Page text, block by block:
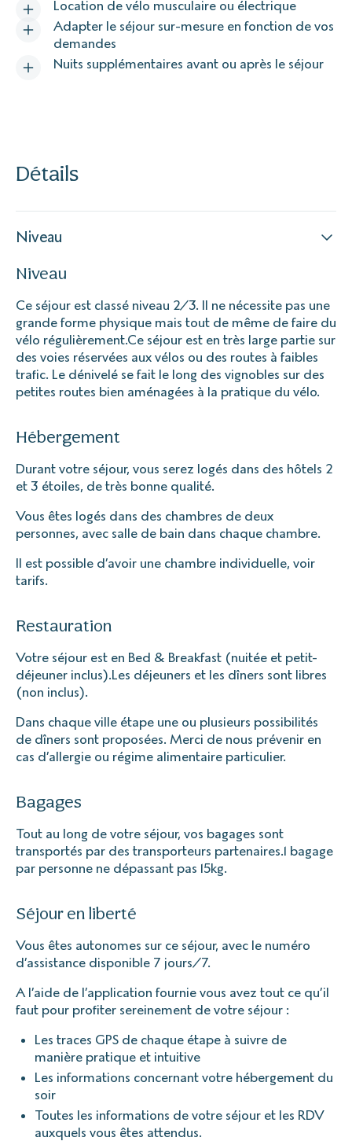
Location de vélo musculaire ou électrique
Adapter le séjour sur-mesure en fonction de vos
demandes
Nuits supplémentaires avant ou après le séjour
Détails
Niveau
Niveau
Ce séjour est classé niveau 2/3. Il ne nécessite pas une
grande forme physique mais tout de même de faire du
vélo régulièrement.Ce séjour est en très large partie sur
des voies réservées aux vélos ou des routes à faibles
trafic. Le dénivelé se fait le long des vignobles sur des
petites routes bien aménagées à la pratique du vélo.
Hébergement
Durant votre séjour, vous serez logés dans des hôtels 2
et 3 étoiles, de très bonne qualité.
Vous êtes logés dans des chambres de deux
personnes, avec salle de bain dans chaque chambre.
Il est possible d’avoir une chambre individuelle, voir
tarifs.
Restauration
Votre séjour est en Bed & Breakfast (nuitée et petit-
déjeuner inclus).Les déjeuners et les dîners sont libres
(non inclus).
Dans chaque ville étape une ou plusieurs possibilités
de dîners sont proposées. Merci de nous prévenir en
cas d’allergie ou régime alimentaire particulier.
Bagages
Tout au long de votre séjour, vos bagages sont
transportés par des transporteurs partenaires.1 bagage
par personne ne dépassant pas 15kg.
Séjour en liberté
Vous êtes autonomes sur ce séjour, avec le numéro
d’assistance disponible 7 jours/7.
A l’aide de l’application fournie vous avez tout ce qu’il
faut pour profiter sereinement de votre séjour :
Les traces GPS de chaque étape à suivre de
manière pratique et intuitive
Les informations concernant votre hébergement du
soir
Toutes les informations de votre séjour et les RDV
auxquels vous êtes attendus.